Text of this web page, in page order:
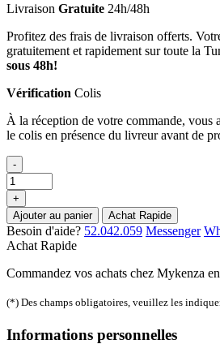
Livraison Gratuite 24h/48h
Profitez des frais de livraison offerts.
gratuitement et rapidement sur toute la
sous 48h!
Vérification Colis
À la réception de votre commande, vous
le colis en présence du livreur avant de
-
+
Ajouter au panier
Achat Rapide
Besoin d'aide? 52.042.059 Messenger
Achat Rapide
Commandez vos achats chez Mykenza
(*) Des champs obligatoires, veuillez les
Informations personnelles